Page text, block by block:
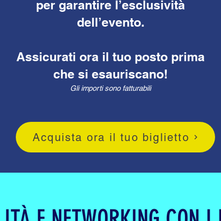
per garantire l’esclusività
dell’evento.
Assicurati ora il tuo posto prima
che si esauriscano!
Gli importi sono fatturabili
Acquista ora il tuo biglietto